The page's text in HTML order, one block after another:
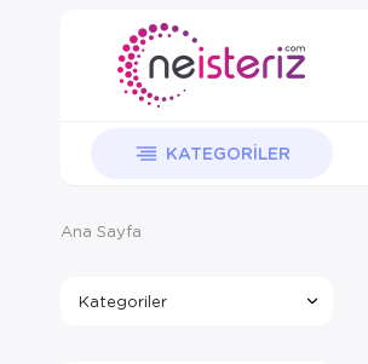
KATEGORILER
Ana Sayfa
Kategoriler